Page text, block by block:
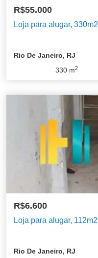
R$55.000
Loja para alugar, 330m2
Rio De Janeiro, RJ
330 m2
R$6.600
Loja para alugar, 112m2
Rio De Janeiro, RJ